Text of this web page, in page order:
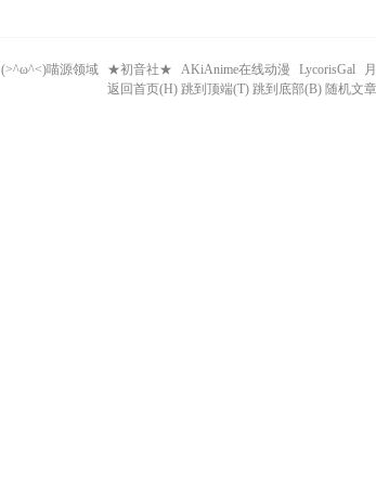
(>^ω^<)喵源领域 ★初音社★ AKiAnime在线动漫 LycorisGal
返回首页(H) 跳到顶端(T) 跳到底部(B) 随机文